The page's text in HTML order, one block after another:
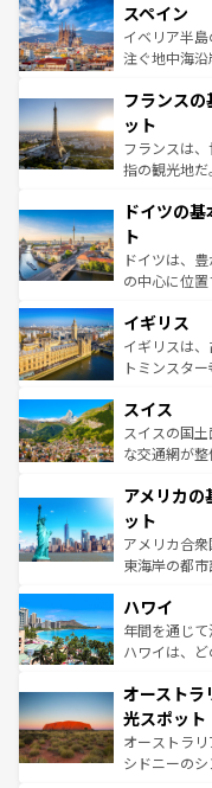
ろん、トス
景など、自
ピザやパス
ませてくれ
なお、新着の
しい。
スペイン
イベリア半
注ぐ地中海
文化が根付
れる闘牛、
る。首都マ
アートに溢
せる。地方
ンテンツ一覧
フランス
ット
フランスは
指の観光地
で、幅広い
聖堂、美し
から魅了す
れ、フラン
香り高いラベ
らに、パリ
も豊かな歴
を参照して
ドイツの
ト
ドイツは、
の中心に位
顔を持つこの
ルリンの文
してライン
は、お酒好きな
ドイツ情報は
イギリス
イギリスは
トミンスタ
リアごとに
ティー、ビ
戦など、本
ンツ一覧を参
スイス
スイスの国
な交通網が
の建物がそ
博物館もあ
ことができる
者向けの交
着のスイス情
アメリカ
ット
アメリカ合
東海岸の都
のような巨大
ンメントが
西部には大
部のニューオ
文化が魅力。
しみながら、
るだろう。車
ハワイ
年間を通じ
ハワイは、
ワイ島は見
島だが、静か
おすすめ。エ
文化や歴史
オーストラ
光スポット
オーストラ
シドニーの